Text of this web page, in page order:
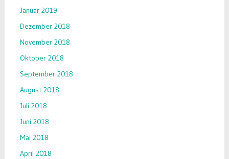
Januar 2019
Dezember 2018
November 2018
Oktober 2018
September 2018
August 2018
Juli 2018
Juni 2018
Mai 2018
April 2018